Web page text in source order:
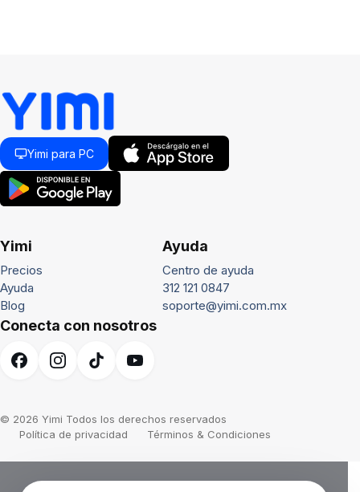
Yimi para PC
Yimi
Precios
Ayuda
Blog
Ayuda
Centro de ayuda
312 121 0847
soporte@yimi.com.mx
Conecta con nosotros
© 2026 Yimi Todos los derechos reservados
Política de privacidad
Términos & Condiciones